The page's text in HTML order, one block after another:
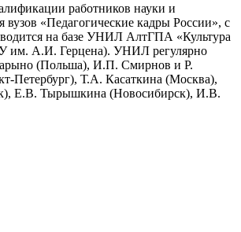
работников науки и
«Педагогические кадры России», с
на базе УНИЛ АлтГПА «Культура
им. А.И. Герцена). УНИЛ регулярно
(Польша), И.П. Смирнов и Р.
Петербург), Т.А. Касаткина (Москва),
Е.В. Тырышкина (Новосибирск), И.В.